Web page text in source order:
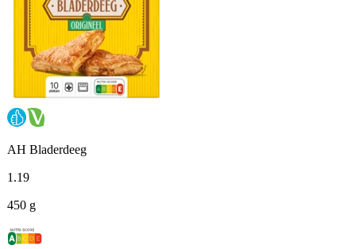
AH Bladerdeeg
1 .19
450 g